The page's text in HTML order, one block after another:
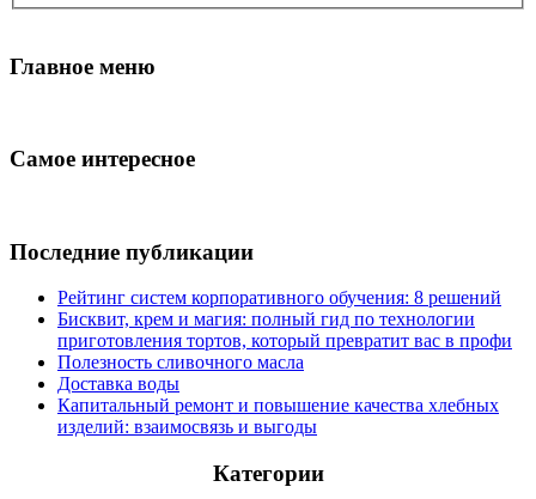
Главное меню
Самое интересное
Последние публикации
Рейтинг систем корпоративного обучения: 8 решений
Бисквит, крем и магия: полный гид по технологии
приготовления тортов, который превратит вас в профи
Полезность сливочного масла
Доставка воды
Капитальный ремонт и повышение качества хлебных
изделий: взаимосвязь и выгоды
Категории